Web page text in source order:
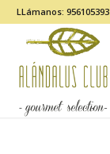
LLámanos: 956105393